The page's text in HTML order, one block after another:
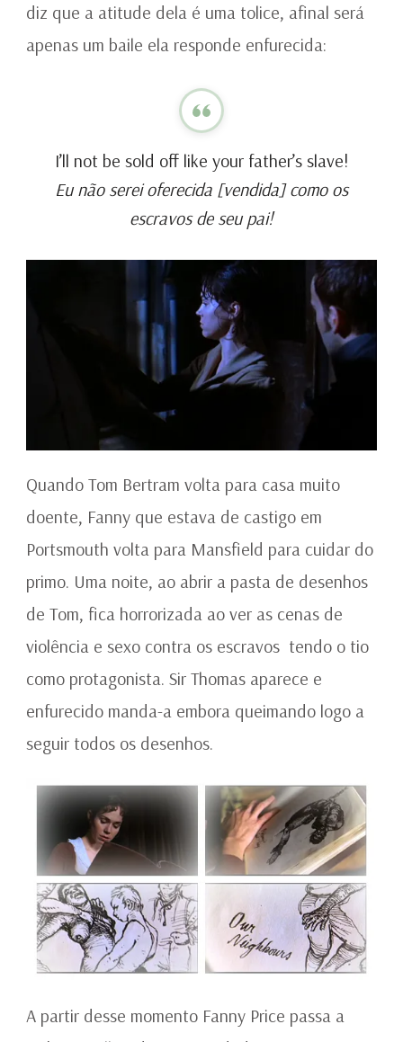
diz que a atitude dela é uma tolice, afinal será
apenas um baile ela responde enfurecida:
I’ll not be sold off like your father’s slave!
Eu não serei oferecida [vendida] como os
escravos de seu pai!
Quando Tom Bertram volta para casa muito
doente, Fanny que estava de castigo em
Portsmouth volta para Mansfield para cuidar do
primo. Uma noite, ao abrir a pasta de desenhos
de Tom, fica horrorizada ao ver as cenas de
violência e sexo contra os escravos tendo o tio
como protagonista. Sir Thomas aparece e
enfurecido manda-a embora queimando logo a
seguir todos os desenhos.
A partir desse momento Fanny Price passa a